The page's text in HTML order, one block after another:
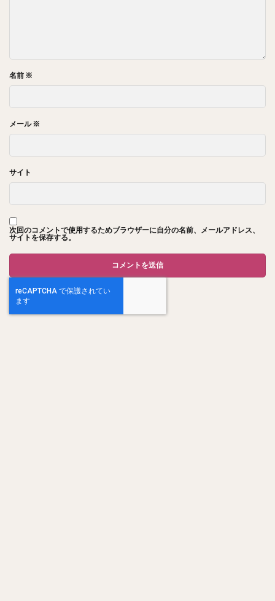
名前 ※
メール※
サイト
次回のコメントで使用するためブラウザーに自分の名前、メールアドレス、
サイトを保存する。